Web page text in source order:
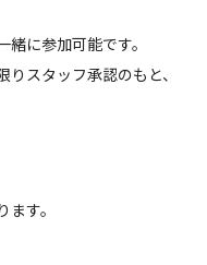
に参加可能です。
スタッフ承認のもと、
す。